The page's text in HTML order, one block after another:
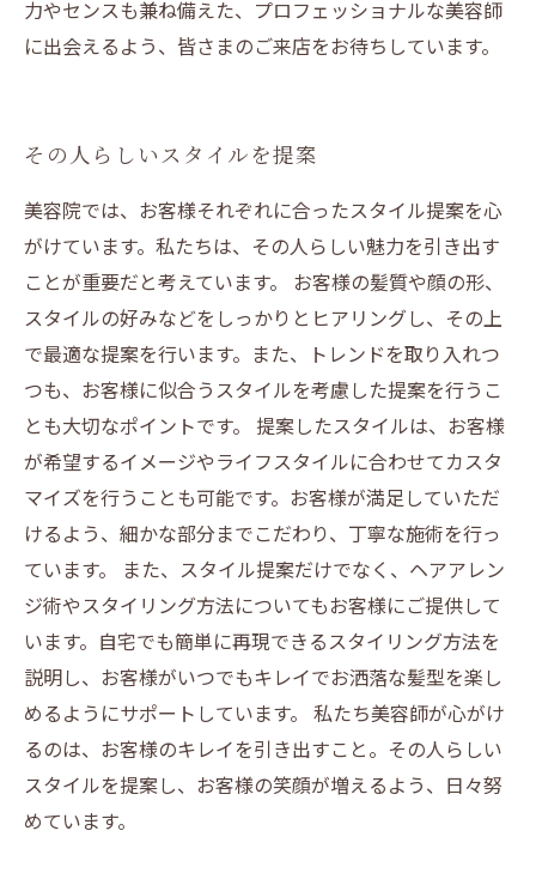
力やセンスも兼ね備えた、プロフェッショナルな美容師
に出会えるよう、皆さまのご来店をお待ちしています。
その人らしいスタイルを提案
美容院では、お客様それぞれに合ったスタイル提案を心
がけています。私たちは、その人らしい魅力を引き出す
ことが重要だと考えています。 お客様の髪質や顔の形、
スタイルの好みなどをしっかりとヒアリングし、その上
で最適な提案を行います。また、トレンドを取り入れつ
つも、お客様に似合うスタイルを考慮した提案を行うこ
とも大切なポイントです。 提案したスタイルは、お客様
が希望するイメージやライフスタイルに合わせてカスタ
マイズを行うことも可能です。お客様が満足していただ
けるよう、細かな部分までこだわり、丁寧な施術を行っ
ています。 また、スタイル提案だけでなく、ヘアアレン
ジ術やスタイリング方法についてもお客様にご提供して
います。自宅でも簡単に再現できるスタイリング方法を
説明し、お客様がいつでもキレイでお洒落な髪型を楽し
めるようにサポートしています。 私たち美容師が心がけ
るのは、お客様のキレイを引き出すこと。その人らしい
スタイルを提案し、お客様の笑顔が増えるよう、日々努
めています。